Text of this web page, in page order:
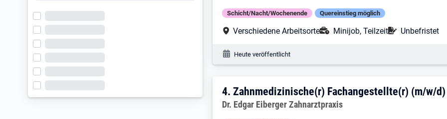
Schicht/Nacht/Wochenende Quereinstieg möglich
Arbeitsort:
Verschiedene Arbeitsorte Anstellungsart:
Minijob, Teilzeit Befristung:
Unbefristet
Veröffentlichungsdatum:
Heute veröffentlicht
4. Ergebnis: Zahnmedizinische(r)
4.Zahnmedizinische(r) Fachangestellte(r) (m/w/
Arbeitgeber:
Dr. Edgar Eiberger Zahnarztpraxis